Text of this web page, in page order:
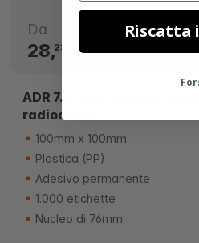
Da
28,23 €
ADR 7.3, Etichette per
radioattivo
100mm x 100mm
Plastica (PP)
Adesivo permanente
1.000 etichette
Nucleo di 76mm
Riscatta